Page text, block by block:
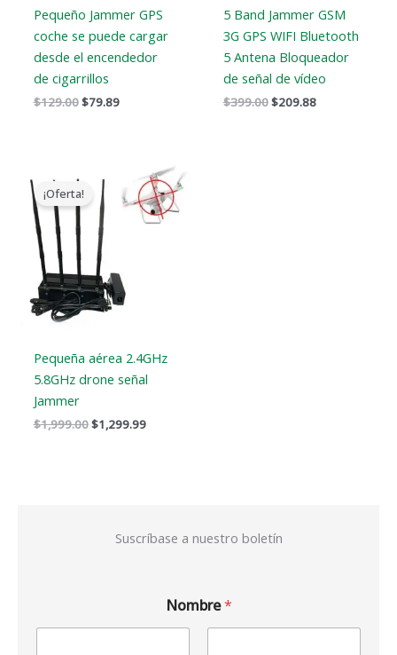
Pequeño Jammer GPS
coche se puede cargar
desde el encendedor
de cigarrillos
$129.00$79.89
5 Band Jammer GSM
3G GPS WIFI Bluetooth
5 Antena Bloqueador
de señal de vídeo
$399.00$209.88
¡Oferta!
Pequeña aérea 2.4GHz
5.8GHz drone señal
Jammer
$1,999.00
precio
original
era:
$1,999.00.
$1,299.99
El
precio
actual
es:
Suscríbase a nuestro boletín
Nombre*